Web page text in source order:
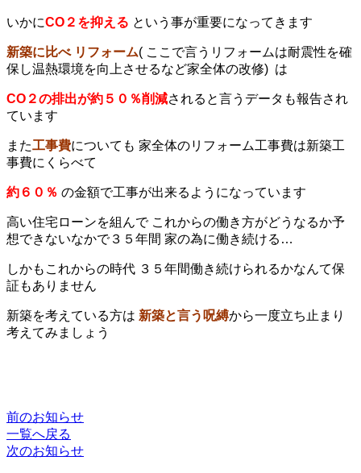
いかにCO２を抑える という事が重要になってきます
新築に比べ リフォーム( ここで言うリフォームは耐震性を確
保し温熱環境を向上させるなど家全体の改修) は
CO２の排出が約５０％削減されると言うデータも報告され
ています
また工事費についても 家全体のリフォーム工事費は新築工
事費にくらべて
約６０％ の金額で工事が出来るようになっています
高い住宅ローンを組んで これからの働き方がどうなるか予
想できないなかで３５年間 家の為に働き続ける…
しかもこれからの時代 ３５年間働き続けられるかなんて保
証もありません
新築を考えている方は 新築と言う呪縛から一度立ち止まり
考えてみましょう
前のお知らせ
一覧へ戻る
次のお知らせ